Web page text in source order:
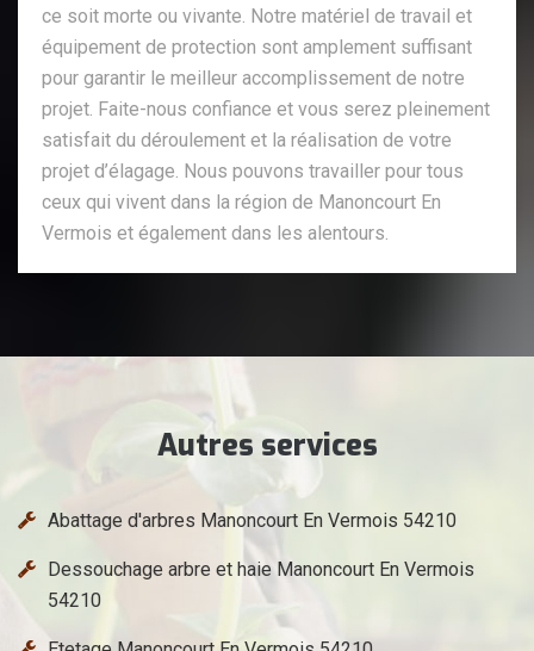
ce soit morte ou vivante. Notre matériel de travail et
équipement de protection sont amplement suffisant
pour garantir le meilleur accomplissement de notre
projet. Faite-nous confiance et vous serez pleinement
satisfait du déroulement et la réalisation de votre
projet d’élagage. Nous pouvons travailler pour tous
ceux qui vivent dans la région de Manoncourt En
Vermois et également dans les alentours.
Autres services
Abattage d'arbres Manoncourt En Vermois 54210
Dessouchage arbre et haie Manoncourt En Vermois
54210